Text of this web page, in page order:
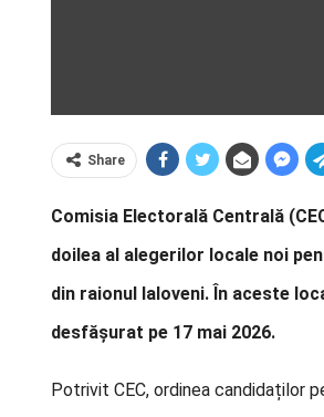
Share
Comisia Electorală Centrală
doilea al alegerilor locale noi
din raionul Ialoveni. În aceste
desfășurat pe 17 mai 2026.
Potrivit CEC, ordinea candidaților